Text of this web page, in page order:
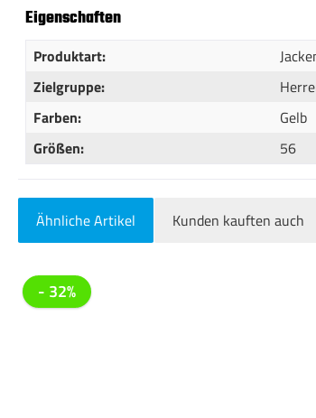
Eigenschaften
Produktart:
Zielgruppe:
Farben:
Gelb
Größen:
56
Ähnliche Artikel Kunden kauften auch
Produktgalerie überspringen
- 32%